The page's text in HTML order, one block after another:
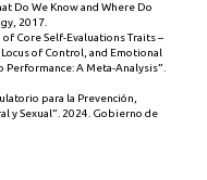
Do We Know and Where Do
2017.
of Core Self-Evaluations Traits –
of Control, and Emotional
A Meta-Analysis”.
para la Prevención,
y Sexual”. 2024. Gobierno de